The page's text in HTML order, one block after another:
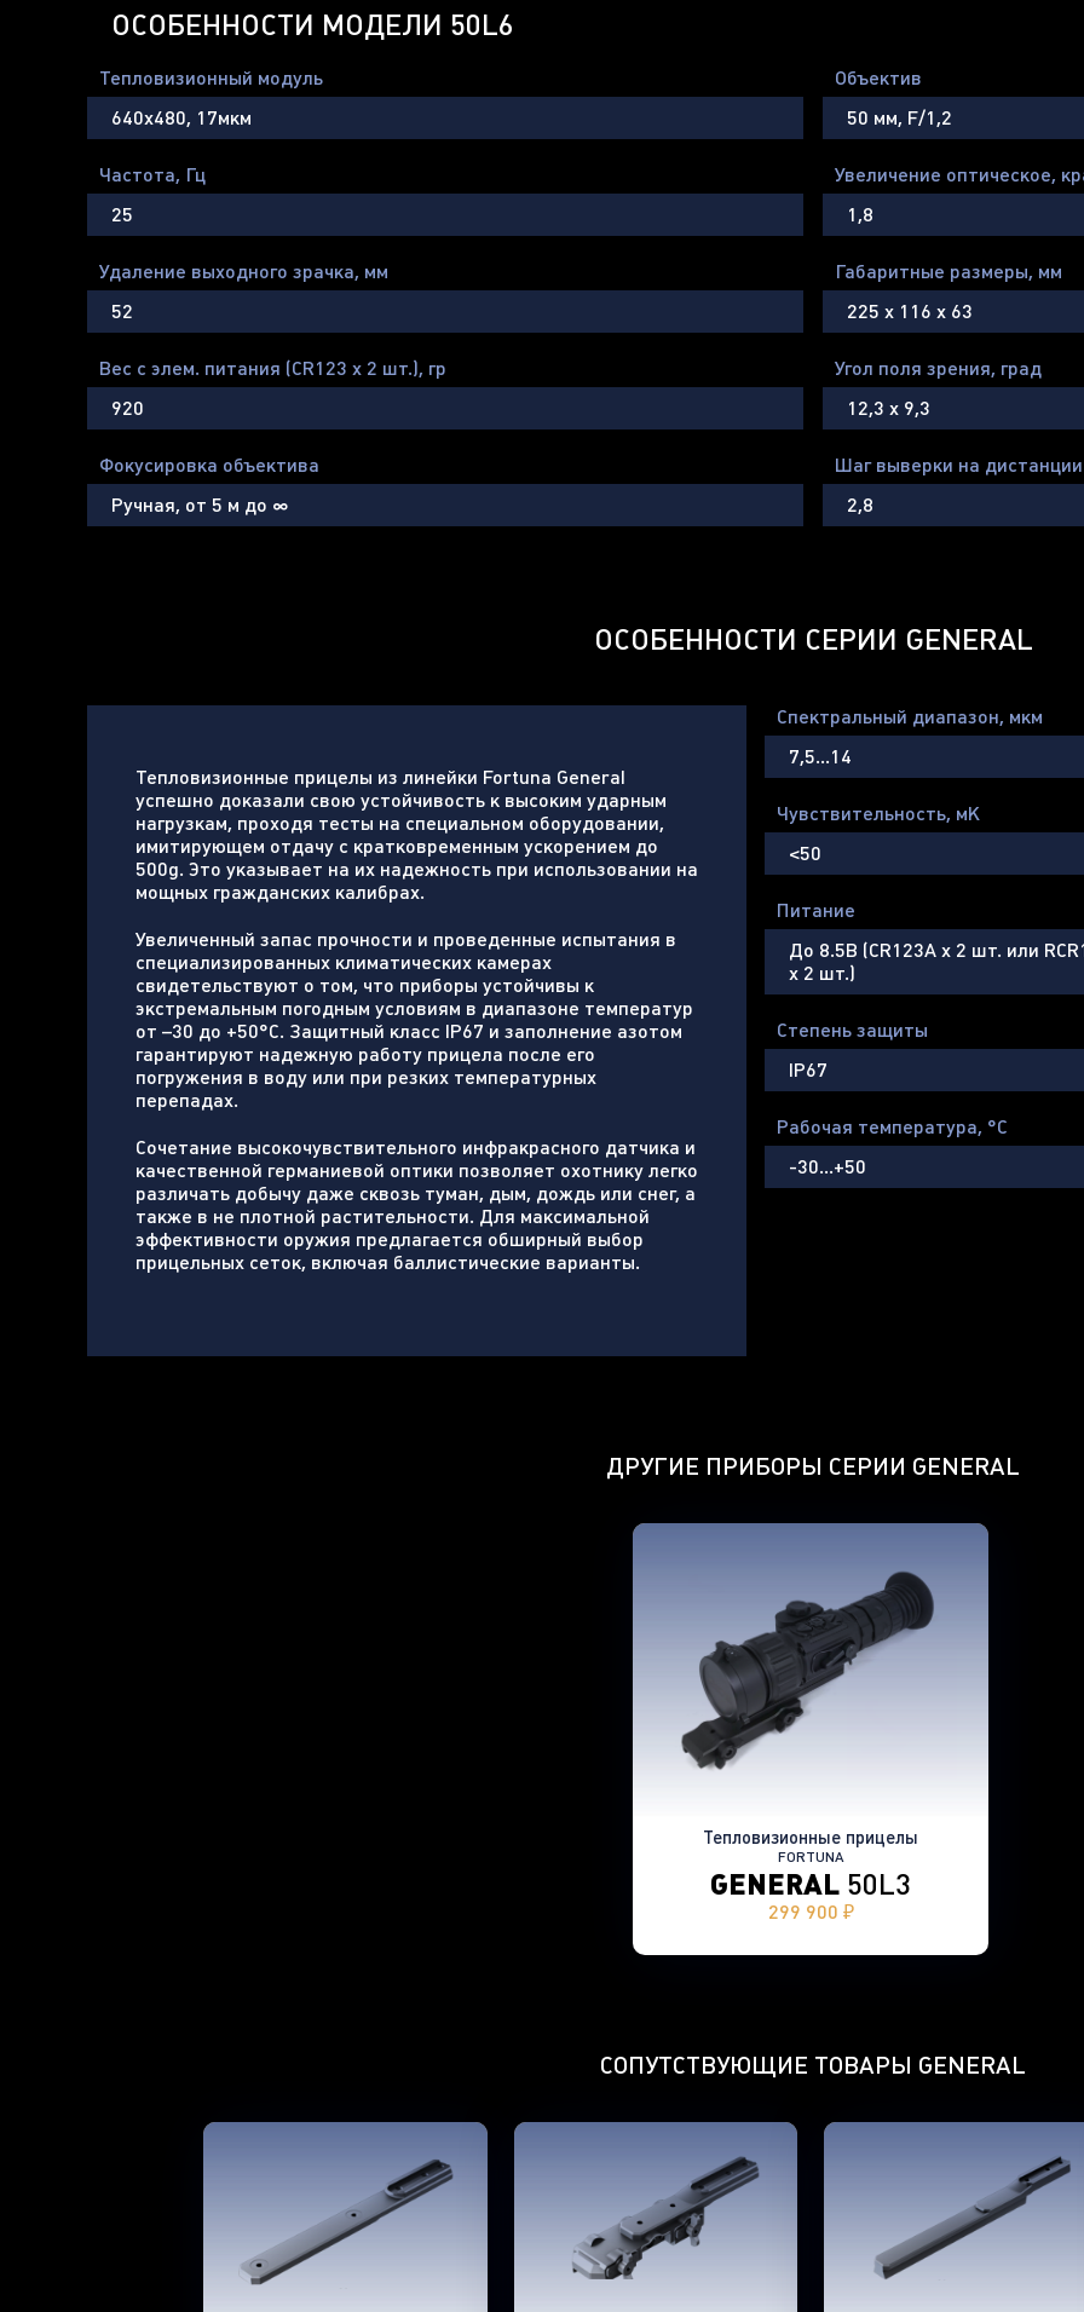
ОСОБЕННОСТИ МОДЕЛИ 50L6
Тепловизионный модуль
640х480, 17мкм
Объектив
50 мм, F/1,2
Частота, Гц
25
Увеличение оптическое,
1,8
Удаление выходного зрачка, мм
52
Габаритные размеры, мм
225 х 116 х 63
Вес с элем. питания (CR123 х 2 шт.), гр
920
Угол поля зрения, град
12,3 х 9,3
Фокусировка объектива
Ручная, от 5 м до ∞
Шаг выверки на
2,8
ОСОБЕННОСТИ СЕРИИ GENERAL
Тепловизионные прицелы из линейки Fortuna General
успешно доказали свою устойчивость к высоким ударным
нагрузкам, проходя тесты на специальном оборудовании,
имитирующем отдачу с кратковременным ускорением до
500g. Это указывает на их надежность при использовании на
мощных гражданских калибрах.
Увеличенный запас прочности и проведенные испытания в
специализированных климатических камерах
свидетельствуют о том, что приборы устойчивы к
экстремальным погодным условиям в диапазоне температур
от –30 до +50°С. Защитный класс IP67 и заполнение азотом
гарантируют надежную работу прицела после его
погружения в воду или при резких температурных
перепадах.
Сочетание высокочувствительного инфракрасного датчика и
качественной германиевой оптики позволяет охотнику легко
различать добычу даже сквозь туман, дым, дождь или снег, а
также в не плотной растительности. Для максимальной
эффективности оружия предлагается обширный выбор
прицельных сеток, включая баллистические варианты.
Спектральный диапазон, мкм
7,5…14
Чувствительность, мК
<50
Питание
До 8.5В (CR123A х 2 шт. или
х 2 шт.)
Степень защиты
IP67
Рабочая температура, °С
-30…+50
ДРУГИЕ ПРИБОРЫ СЕРИИ GENERAL
Тепловизионные прицелы
FORTUNA
GENERAL 50L3
299 900 ₽
СОПУТСТВУЮЩИЕ ТОВАРЫ GENERAL